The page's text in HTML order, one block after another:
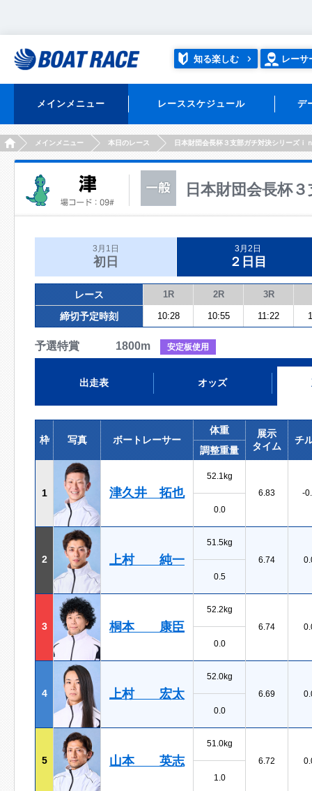
知る楽しむ レーサ
メインメニュー レーススケジュール デ
HOMEメインメニュー 本日のレース 日本財団会長杯３支部ガチ対決シリーズｉ
日本財団会長杯
3月1日
初日
3月2日
２日目
レース 1R 2R 3R
締切予定時刻 10:28 10:55 11:22
予選特賞 1800m 安定板使用
出走表 オッズ
枠 写真 ボートレーサー
体重
展示
タイム
チ
調整重量
1 津久井 拓也
52.1kg
6.83
-
0.0
2 上村 純一
51.5kg
6.74
0.5
3 桐本 康臣
52.2kg
6.74
0.0
4 上村 宏太
52.0kg
6.69
0.0
5 山本 英志
51.0kg
6.72
1.0